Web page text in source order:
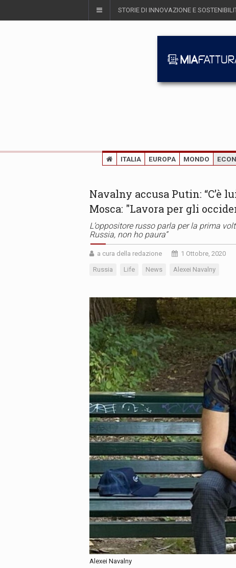
STORIE DI INNOVAZIONE E
ITALIA EUROPA MONDO
Navalny accusa Putin: “C’è
Mosca: "Lavora per gli
L’oppositore russo parla per la prima
Russia, non ho paura”
a cura della redazione 1 Ottobre, 2020
Russia Life News Alexei Navalny
Alexei Navalny